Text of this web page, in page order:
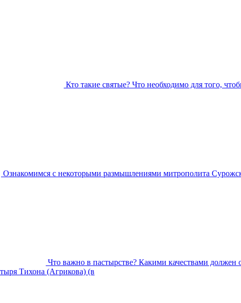
Кто такие святые? Что необходимо для того,
Ознакомимся с некоторыми размышлениями митрополита
Что важно в пастырстве? Какими качествами должен
Тихона (Агрикова) (в